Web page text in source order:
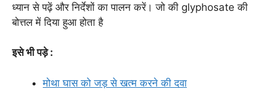
ध्यान से पढ़ें और निर्देशों का पालन करें। जो की glyphosate की
बोत्तल में दिया हुआ होता है
इसे भी पड़े :
मोथा घास को जड़ से खत्म करने की दवा